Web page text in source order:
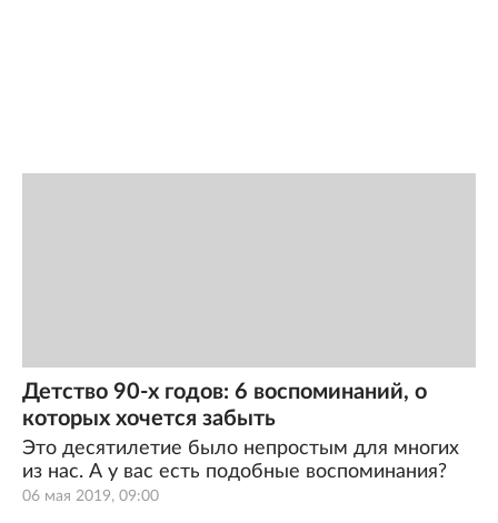
06 мая 2019, 09:00
Детство 90-х годов: 6 воспоминаний, о
которых хочется забыть
Это десятилетие было непростым для многих
из нас. А у вас есть подобные воспоминания?